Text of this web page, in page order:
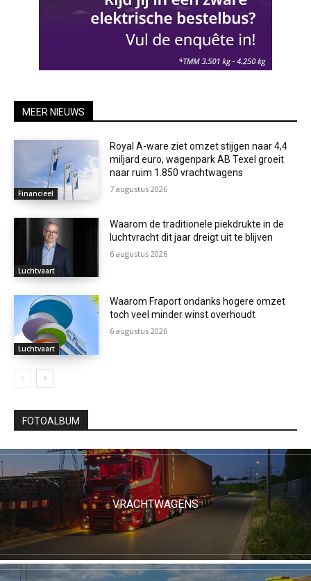
MEER NIEUWS
Financieel
Royal A-ware ziet omzet stijgen naar 4,4
miljard euro, wagenpark AB Texel groeit
naar ruim 1.850 vrachtwagens
7 augustus 2026
Luchtvaart
Waarom de traditionele piekdrukte in de
luchtvracht dit jaar dreigt uit te blijven
6 augustus 2026
Luchtvaart
Waarom Fraport ondanks hogere omzet
toch veel minder winst overhoudt
6 augustus 2026
FOTOALBUM
VRACHTWAGENS